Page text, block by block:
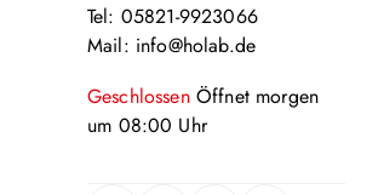
Tel: 05821-9923066
Mail: info@holab.de
Geschlossen Öffnet morgen
um 08:00 Uhr